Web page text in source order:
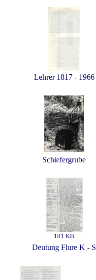
Lehrer 1817 - 1966
Schiefergrube
181 KB
Deutung Flure K - S